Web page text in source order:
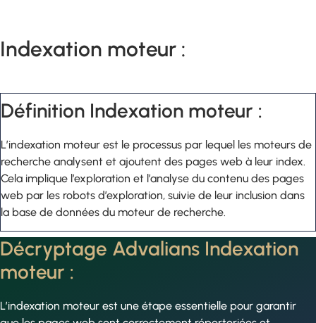
Indexation moteur :
Définition Indexation moteur :
L’indexation moteur est le processus par lequel les moteurs de
recherche analysent et ajoutent des pages web à leur index.
Cela implique l’exploration et l’analyse du contenu des pages
web par les robots d’exploration, suivie de leur inclusion dans
la base de données du moteur de recherche.
Décryptage Advalians Indexation
moteur :
L’indexation moteur est une étape essentielle pour garantir